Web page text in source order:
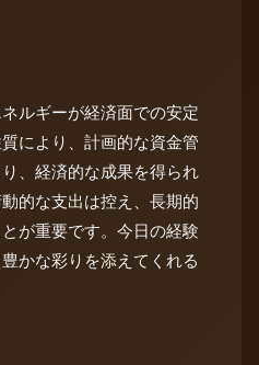
ルギーが経済面での安定
により、計画的な資金管
、経済的な成果を得られ
的な支出は控え、長期的
が重要です。今日の経験
かな彩りを添えてくれる